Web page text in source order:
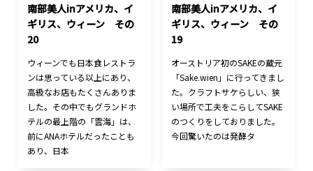
南部美人inアメリカ、イ
ギリス、ウィーン その
20
ウィーンでも日本食レストラ
ンは思っている以上にあり、
高級なお店もたくさんありま
した。その中でもグランドホ
テルの最上階の「雲海」は、
前にANAホテルだったことも
あり、日本
南部美人inアメリカ、イ
ギリス、ウィーン その
19
オーストリア初のSAKEの蔵元
「Sake.wien」に行ってきまし
た。クラフトサケらしい、狭
い場所で工夫をこらしてSAKE
のつくりをしておりました。
今回驚いたのは発酵タ